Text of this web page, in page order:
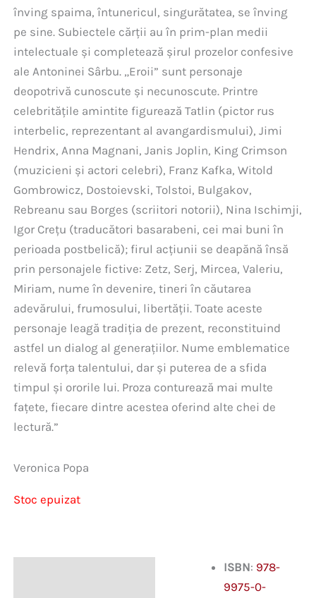
înving spaima, întunericul, singurătatea, se înving
pe sine. Subiectele cărții au în prim-plan medii
intelectuale și completează șirul prozelor confesive
ale Antoninei Sârbu. „Eroii” sunt personaje
deopotrivă cunoscute și necunoscute. Printre
celebritățile amintite figurează Tatlin (pictor rus
interbelic, reprezentant al avangardismului), Jimi
Hendrix, Anna Magnani, Janis Joplin, King Crimson
(muzicieni și actori celebri), Franz Kafka, Witold
Gombrowicz, Dostoievski, Tolstoi, Bulgakov,
Rebreanu sau Borges (scriitori notorii), Nina Ischimji,
Igor Crețu (traducători basarabeni, cei mai buni în
perioada postbelică); firul acțiunii se deapănă însă
prin personajele fictive: Zetz, Serj, Mircea, Valeriu,
Miriam, nume în devenire, tineri în căutarea
adevărului, frumosului, libertății. Toate aceste
personaje leagă tradiția de prezent, reconstituind
astfel un dialog al generațiilor. Nume emblematice
relevă forța talentului, dar și puterea de a sfida
timpul și ororile lui. Proza conturează mai multe
fațete, fiecare dintre acestea oferind alte chei de
lectură.”
Veronica Popa
Stoc epuizat
ISBN: 978-
9975-0-